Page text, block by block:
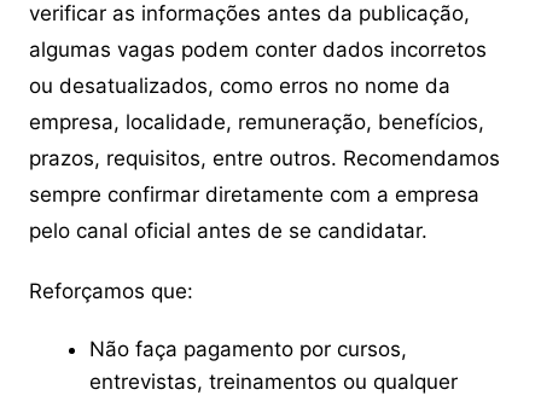
verificar as informações antes da publicação,
algumas vagas podem conter dados incorretos
ou desatualizados, como erros no nome da
empresa, localidade, remuneração, benefícios,
prazos, requisitos, entre outros. Recomendamos
sempre confirmar diretamente com a empresa
pelo canal oficial antes de se candidatar.
Reforçamos que:
Não faça pagamento por cursos,
entrevistas, treinamentos ou qualquer